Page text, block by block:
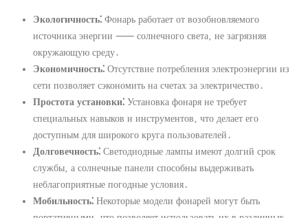
Экологичность⁚ Фонарь работает от возобновляемого
источника энергии ⸺ солнечного света‚ не загрязняя
окружающую среду․
Экономичность⁚ Отсутствие потребления электроэнергии из
сети позволяет сэкономить на счетах за электричество․
Простота установки⁚ Установка фонаря не требует
специальных навыков и инструментов‚ что делает его
доступным для широкого круга пользователей․
Долговечность⁚ Светодиодные лампы имеют долгий срок
службы‚ а солнечные панели способны выдерживать
неблагоприятные погодные условия․
Мобильность⁚ Некоторые модели фонарей могут быть